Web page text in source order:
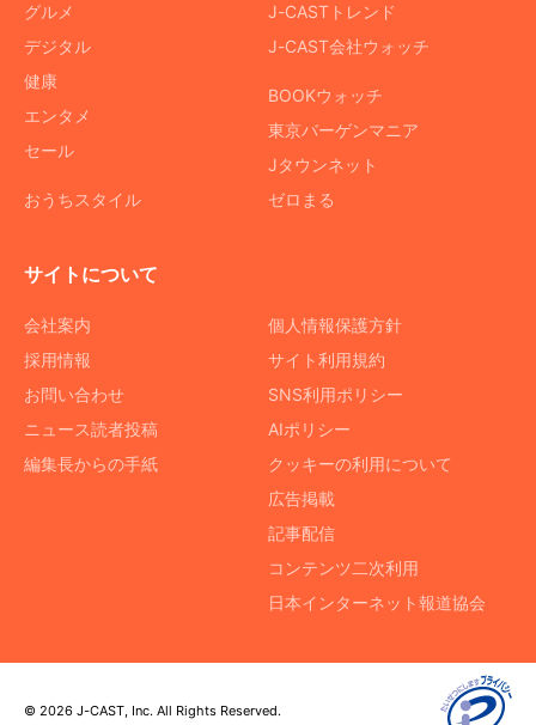
グルメ
デジタル
健康
エンタメ
セール
おうちスタイル
J-CASTトレンド
J-CAST会社ウォッチ
BOOKウォッチ
東京バーゲンマニア
Jタウンネット
ゼロまる
サイトについて
会社案内
採用情報
お問い合わせ
ニュース読者投稿
編集長からの手紙
個人情報保護方針
サイト利用規約
SNS利用ポリシー
AIポリシー
クッキーの利用について
広告掲載
記事配信
コンテンツ二次利用
日本インターネット報道協会
© 2026 J-CAST, Inc. All Rights Reserved.